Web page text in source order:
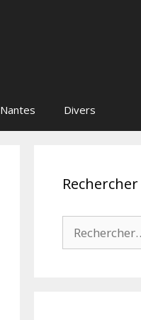
Nantes Divers
Rechercher